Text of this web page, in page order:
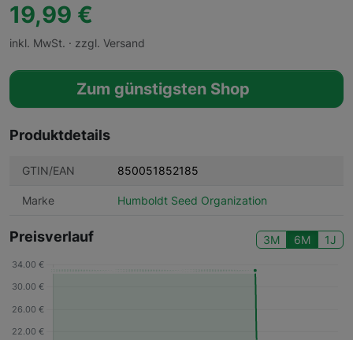
19,99 €
inkl. MwSt. · zzgl. Versand
Zum günstigsten Shop
Produktdetails
GTIN/EAN 850051852185
Marke Humboldt Seed Organization
Preisverlauf 3M 6M 1J